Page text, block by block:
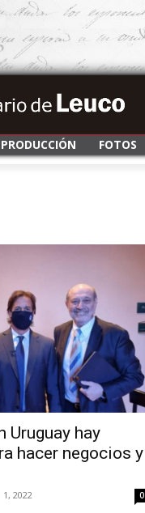
FOTOS
Uruguay hay
hacer negocios y
2022 0